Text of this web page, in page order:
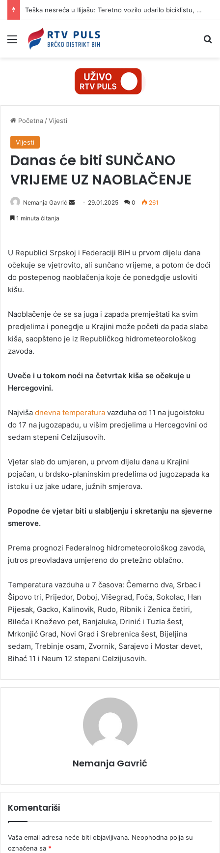
Teška nesreća u Ilijašu: Teretno vozilo udarilo biciklistu, 75-godišnjak zadržan u bolnici
Izbornik
Početna /Vijesti
Vijesti
Danas će biti SUNČANO
VRIJEME UZ NAOBLAČENJE
Nemanja Gavrić
a
n
e
29.01.2025 0 261
1 minuta čitanja
U Republici Srpskoj i Federaciji BiH u prvom dijelu dana
očekuje se vjetrovito, ali sunčano vrijeme, a potom će doći
do postepenog naoblačenja koje će ponedgdje usloviti
kišu.
Naoblačenje će se sa juga i zapada premještati ka svim
predjelima i ponegdje u Krajini može početi da pada slaba
kiša, saopšteno je iz Republičkog hidrometeorološkog
zavoda.
Uveče i u tokom noći na četvrtak kiša se očekuje u
Hercegovini.
Najviša dnevna temperatura vazduha od 11 na jugoistoku
do 17 na jugozapadu, u višim predjelima u Hercegovini od
sedam stepeni Celzijusovih.
Vjetar slab do umjeren, u prvom dijelu dana u Krajini
pojačan, u brdsko-planinskim predelima od jugozapada ka
istoku i uz jake udare, južnih smjerova.
Popodne će vjetar biti u slabljenju i skretanju na sjeverne
smerove.
Prema prognozi Federalnog hidrometeorološkog zavoda,
jutros preovladava umjereno do pretežno oblačno.
Temperatura vazduha u 7 časova: Čemerno dva, Srbac i
Šipovo tri, Prijedor, Doboj, Višegrad, Foča, Sokolac, Han
Pijesak, Gacko, Kalinovik, Rudo, Ribnik i Zenica četiri,
Bileća i Kneževo pet, Banjaluka, Drinić i Tuzla šest,
Mrkonjić Grad, Novi Grad i Srebrenica šest, Bijeljina
sedam, Trebinje osam, Zvornik, Sarajevo i Mostar devet,
Bihać 11 i Neum 12 stepeni Celzijusovih.
Nemanja Gavrić
Komentariši
Vaša email adresa neće biti objavljivana. Neophodna polja su
označena sa *